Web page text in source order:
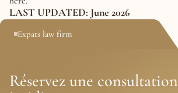
LAST UPDATED: June 2026
Expats law firm
Réservez une consultation